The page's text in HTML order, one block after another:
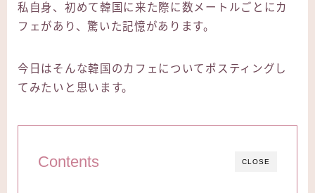
私自身、初めて韓国に来た際に数メートルごとにカ
フェがあり、驚いた記憶があります。
今日はそんな韓国のカフェについてポスティングし
てみたいと思います。
CLOSE
Contents